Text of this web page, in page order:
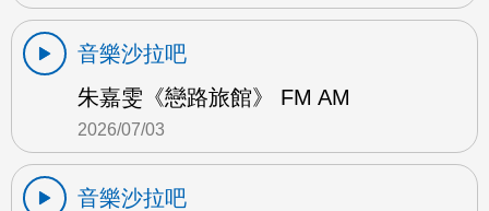
音樂沙拉吧
朱嘉雯《戀路旅館》 FM AM
2026/07/03
音樂沙拉吧